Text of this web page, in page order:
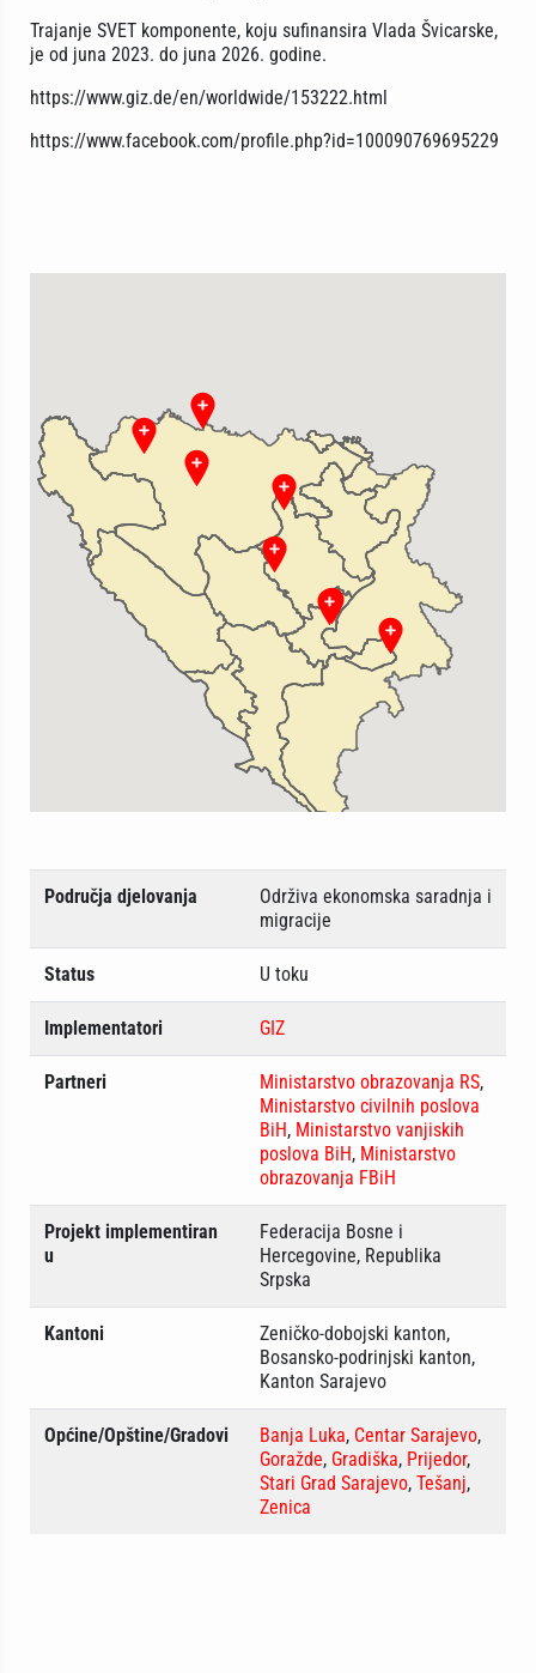
Trajanje SVET komponente, koju sufinansira Vlada Švicarske,
je od juna 2023. do juna 2026. godine.
https://www.giz.de/en/worldwide/153222.html
https://www.facebook.com/profile.php?id=100090769695229
Područja djelovanja
Održiva ekonomska saradnja i
migracije
Status U toku
Implementatori GIZ
Partneri Ministarstvo obrazovanja RS,
Ministarstvo civilnih poslova
BiH, Ministarstvo vanjiskih
poslova BiH, Ministarstvo
obrazovanja FBiH
Projekt implementiran
u
Federacija Bosne i
Hercegovine, Republika
Srpska
Kantoni
Zeničko-dobojski kanton,
Bosansko-podrinjski kanton,
Kanton Sarajevo
Općine/Opštine/Gradovi Banja Luka, Centar Sarajevo,
Goražde, Gradiška, Prijedor,
Stari Grad Sarajevo, Tešanj,
Zenica